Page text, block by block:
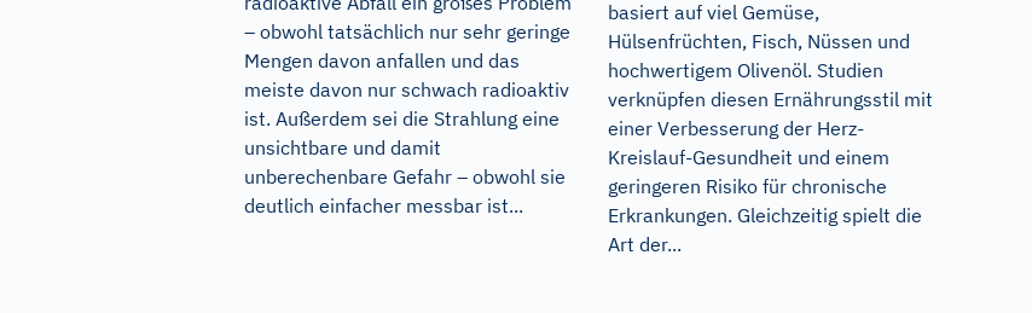
– obwohl tatsächlich nur sehr geringe
Mengen davon anfallen und das
meiste davon nur schwach radioaktiv
ist. Außerdem sei die Strahlung eine
unsichtbare und damit
unberechenbare Gefahr – obwohl sie
deutlich einfacher messbar ist...
basiert auf viel Gemüse,
Hülsenfrüchten, Fisch, Nüssen und
hochwertigem Olivenöl. Studien
verknüpfen diesen Ernährungsstil mit
einer Verbesserung der Herz-
Kreislauf-Gesundheit und einem
geringeren Risiko für chronische
Erkrankungen. Gleichzeitig spielt die
Art der...